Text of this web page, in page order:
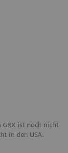
GRX ist noch nicht
in den USA.